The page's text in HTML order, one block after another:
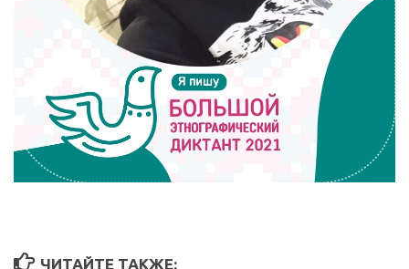
ЧИТАЙТЕ ТАКЖЕ: